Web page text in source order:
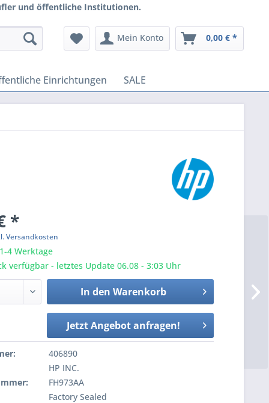
und öffentliche Institutionen.
Mein Konto 0,00 € *
Einrichtungen SALE
*
Versandkosten
4 Werktage
verfügbar - letztes Update 06.08 - 3:03 Uhr
In den Warenkorb
Jetzt Angebot anfragen!
406890
HP INC.
FH973AA
Factory Sealed